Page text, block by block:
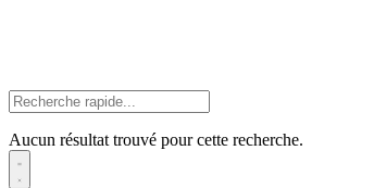
Aucun résultat trouvé pour cette recherche.